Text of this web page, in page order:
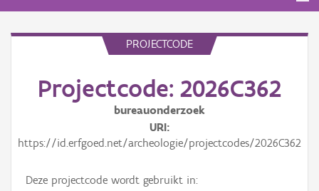
PROJECTCODE
Projectcode: 2026C362
bureauonderzoek
URI
https://id.erfgoed.net/archeologie/projectcodes/2026C362
Deze projectcode wordt gebruikt in: